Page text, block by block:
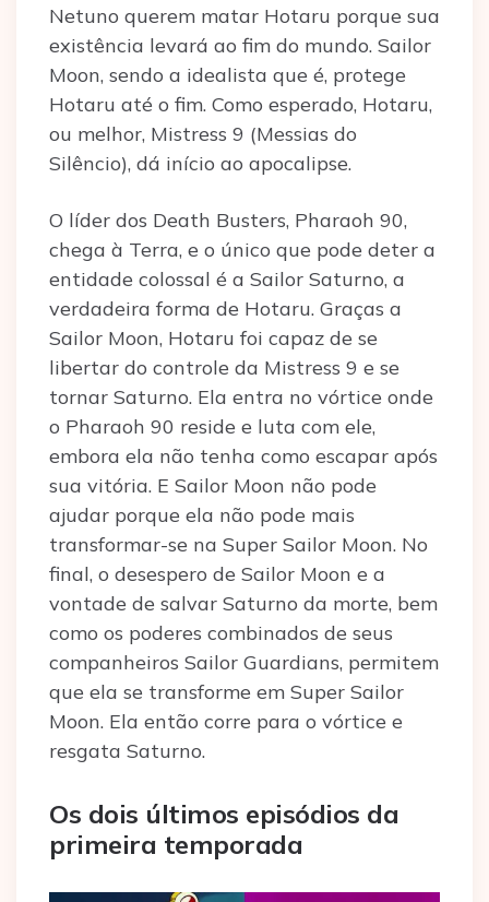
Netuno querem matar Hotaru porque sua
existência levará ao fim do mundo. Sailor
Moon, sendo a idealista que é, protege
Hotaru até o fim. Como esperado, Hotaru,
ou melhor, Mistress 9 (Messias do
Silêncio), dá início ao apocalipse.
O líder dos Death Busters, Pharaoh 90,
chega à Terra, e o único que pode deter a
entidade colossal é a Sailor Saturno, a
verdadeira forma de Hotaru. Graças a
Sailor Moon, Hotaru foi capaz de se
libertar do controle da Mistress 9 e se
tornar Saturno. Ela entra no vórtice onde
o Pharaoh 90 reside e luta com ele,
embora ela não tenha como escapar após
sua vitória. E Sailor Moon não pode
ajudar porque ela não pode mais
transformar-se na Super Sailor Moon. No
final, o desespero de Sailor Moon e a
vontade de salvar Saturno da morte, bem
como os poderes combinados de seus
companheiros Sailor Guardians, permitem
que ela se transforme em Super Sailor
Moon. Ela então corre para o vórtice e
resgata Saturno.
Os dois últimos episódios da
primeira temporada